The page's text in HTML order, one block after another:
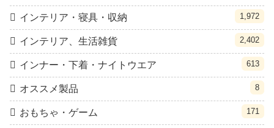
インテリア・寝具・収納 1,972
インテリア、生活雑貨 2,402
インナー・下着・ナイトウエア 613
オススメ製品 8
おもちゃ・ゲーム 171